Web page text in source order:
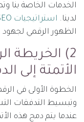
الخدمات الخاصة بنا
لدينا. استراتيجيات SEO للمصانع
الظهور الرقمي لجهود
2) الخريطة
الأتمتة إلى
الخطوة الأولى في
وتبسيط التدفقات